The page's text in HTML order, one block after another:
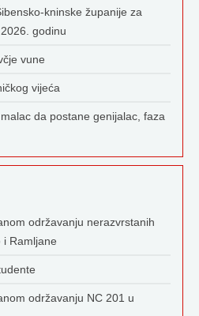
kninske županije za
godinu
vune
vijeća
da postane genijalac, faza
održavanju nerazvrstanih
i Ramljane
održavanju NC 201 u